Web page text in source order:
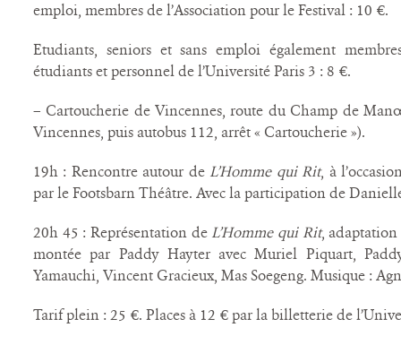
emploi, membres de l’Association pour le Festival : 10 €.
Etudiants, seniors et sans emploi également
étudiants et personnel de l’Université Paris 3 : 8 €.
– Cartoucherie de Vincennes, route du Champ de
Vincennes, puis autobus 112, arrêt « Cartoucherie »).
19h : Rencontre autour de L’Homme qui Rit, à
par le Footsbarn Théâtre. Avec la participation de
20h 45 : Représentation de L’Homme qui Rit,
montée par Paddy Hayter avec Muriel Piquart,
Yamauchi, Vincent Gracieux, Mas Soegeng. Musique :
Tarif plein : 25 €. Places à 12 € par la billetterie de